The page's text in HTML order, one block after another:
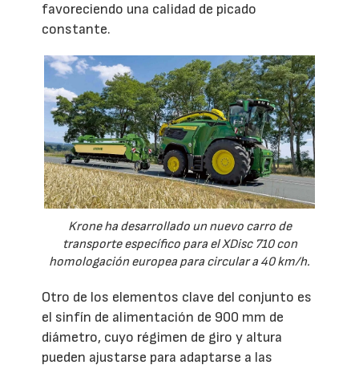
favoreciendo una calidad de picado
constante.
Krone ha desarrollado un nuevo carro de
transporte específico para el XDisc 710 con
homologación europea para circular a 40 km/h.
Otro de los elementos clave del conjunto es
el sinfín de alimentación de 900 mm de
diámetro, cuyo régimen de giro y altura
pueden ajustarse para adaptarse a las